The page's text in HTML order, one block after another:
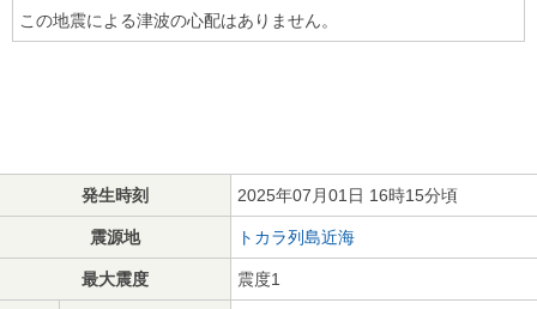
この地震による津波の心配はありません。
発生時刻 2025年07月01日 16時15分頃
震源地 トカラ列島近海
最大震度 震度1